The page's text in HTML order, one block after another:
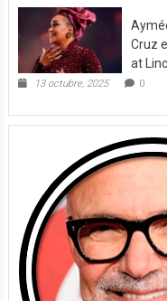
Cruz
at
13 octubre, 2025 0